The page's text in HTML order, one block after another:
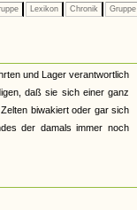
Lexikon Chronik Gruppe
und Lager verantwortlich
daß sie sich einer ganz
biwakiert oder gar sich
der damals immer noch